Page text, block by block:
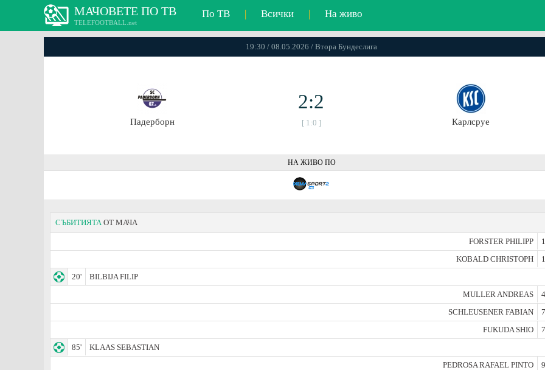
МАЧОВЕТЕ ПО ТВ
TELEFOOTBALL.net
По ТВ | Всички | На живо
19:30 / 08.05.2026 / Втора Бундеслига
Падерборн
2:2
[ 1:0 ] Карлсруе
НА ЖИВО ПО
СЪБИТИЯТАОТ МАЧА
FORSTER PHILIPP
KOBALD CHRISTOPH
20'
BILBIJA FILIP
MULLER ANDREAS
SCHLEUSENER FABIAN
FUKUDA SHIO
85'
KLAAS SEBASTIAN
PEDROSA RAFAEL PINTO